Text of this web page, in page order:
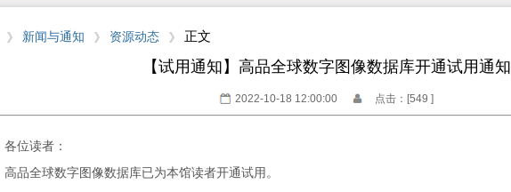
新闻与通知 资源动态 正文
【试用通知】高品全球数字图像数据库开通试用通知
2022-10-18 12:00:00 点击：[549 ]
各位读者：
高品全球数字图像数据库已为本馆读者开通试用。